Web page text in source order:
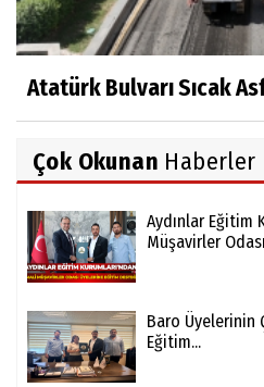
Atatürk Bulvarı Sıcak
Çok Okunan Haberler
Aydınlar Eğitim
Müşavirler
Baro Üyelerinin
Eğitim...